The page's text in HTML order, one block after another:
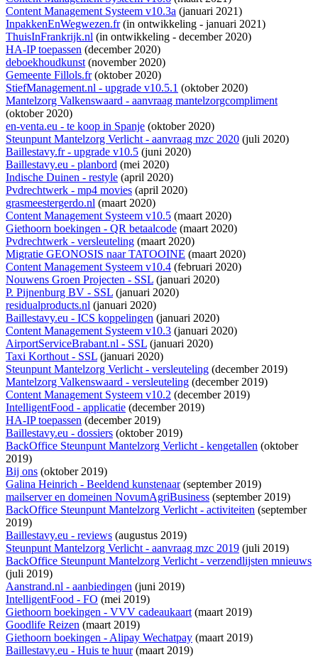
Content Management Systeem v10.3a (januari 2021)
InpakkenEnWegwezen.fr(in ontwikkeling - januari 2021)
ThuisInFrankrijk.nl (in ontwikkeling - december 2020)
HA-IP toepassen (december 2020)
deboekhoudkunst(november 2020)
Gemeente Fillols.fr(oktober 2020)
StiefManagement.nl - upgrade v10.5.1 (oktober 2020)
Mantelzorg Valkenswaard - aanvraag mantelzorgcompliment
(oktober 2020)
en-venta.eu - te koop in Spanje (oktober 2020)
Steunpunt Mantelzorg Verlicht - aanvraag mzc 2020 (juli 2020)
Baillestavy.fr - upgrade v10.5 (juni 2020)
Baillestavy.eu - planbord (mei 2020)
Indische Duinen - restyle (april 2020)
Pvdrechtwerk - mp4 movies (april 2020)
grasmeestergerdo.nl (maart 2020)
Content Management Systeem v10.5 (maart 2020)
Giethoorn boekingen - QR betaalcode (maart 2020)
Pvdrechtwerk - versleuteling (maart 2020)
Migratie GEONOSIS naar TATOOINE (maart 2020)
Content Management Systeem v10.4 (februari 2020)
Nouwens Groen Projecten - SSL (januari 2020)
P. Pijnenburg BV - SSL (januari 2020)
residualproducts.nl (januari 2020)
Baillestavy.eu - ICS koppelingen (januari 2020)
Content Management Systeem v10.3 (januari 2020)
AirportServiceBrabant.nl - SSL (januari 2020)
Taxi Korthout - SSL (januari 2020)
Steunpunt Mantelzorg Verlicht - versleuteling (december 2019)
Mantelzorg Valkenswaard - versleuteling (december 2019)
Content Management Systeem v10.2 (december 2019)
IntelligentFood - applicatie (december 2019)
HA-IP toepassen (december 2019)
Baillestavy.eu - dossiers (oktober 2019)
BackOffice Steunpunt Mantelzorg Verlicht - kengetallen (oktober
2019)
Bij ons (oktober 2019)
Galina Heinrich - Beeldend kunstenaar(september 2019)
mailserver en domeinen NovumAgriBusiness (september 2019)
BackOffice Steunpunt Mantelzorg Verlicht - activiteiten (september
2019)
Baillestavy.eu - reviews (augustus 2019)
Steunpunt Mantelzorg Verlicht - aanvraag mzc 2019 (juli 2019)
BackOffice Steunpunt Mantelzorg Verlicht - verzendlijsten mnieuws
(juli 2019)
Aanstrand.nl - aanbiedingen (juni 2019)
IntelligentFood - FO (mei 2019)
Giethoorn boekingen - VVV cadeaukaart(maart 2019)
Goodlife Reizen (maart 2019)
Giethoorn boekingen - Alipay Wechatpay (maart 2019)
Baillestavy.eu - Huis te huur(maart 2019)